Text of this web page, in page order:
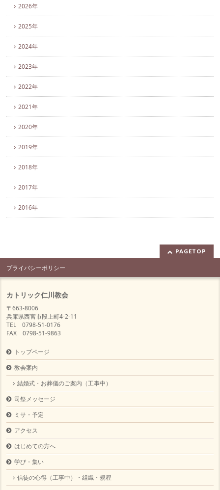
2026年
2025年
2024年
2023年
2022年
2021年
2020年
2019年
2018年
2017年
2016年
PAGETOP
プライバシーポリシー
カトリック仁川教会
〒663-8006
兵庫県西宮市段上町4-2-11
TEL 0798-51-0176
FAX 0798-51-9863
トップページ
教会案内
結婚式・お葬儀のご案内（工事中）
司祭メッセージ
ミサ・予定
アクセス
はじめての方へ
学び・集い
信徒の心得（工事中）・組織・規程